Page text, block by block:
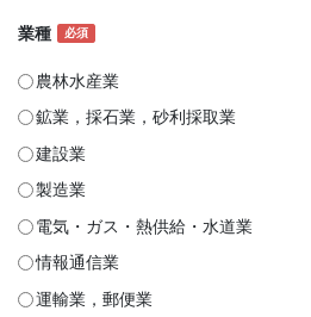
業種 必須
農林水産業
鉱業，採石業，砂利採取業
建設業
製造業
電気・ガス・熱供給・水道業
情報通信業
運輸業，郵便業